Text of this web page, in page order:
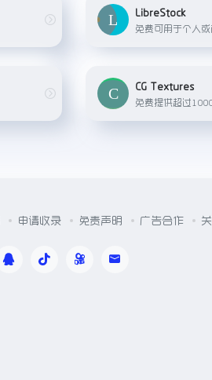
LibreStock
CG Textures
申请收录 免责声明 广告合作